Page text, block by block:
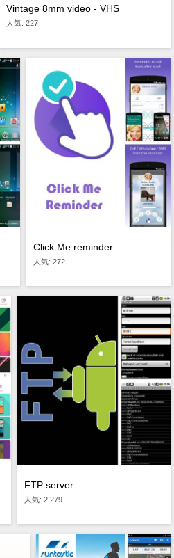
Vintage 8mm video - VHS
人気: 227
Click Me reminder
人気: 272
FTP server
人気: 2 279